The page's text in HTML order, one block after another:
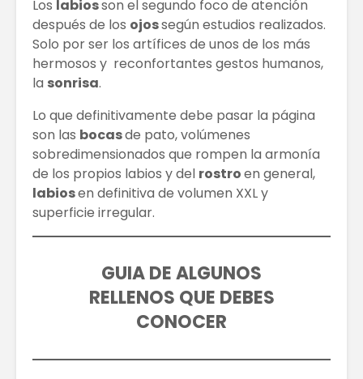
Los labiosson el segundo foco de atención
después de los ojossegún estudios realizados.
Solo por ser los artífices de unos de los más
hermosos y reconfortantes gestos humanos,
la sonrisa.
Lo que definitivamente debe pasar la página
son las bocasde pato, volúmenes
sobredimensionados que rompen la armonía
de los propios labios y del rostroen general,
labiosen definitiva de volumen XXL y
superficie irregular.
GUIA DE ALGUNOS
RELLENOS QUE DEBES
CONOCER
tu marca en
redes sociales
Las Extensiones
¿Cuál ha sido el
impacto de la IA
en el mundo
laboral?
DE
LOS 5